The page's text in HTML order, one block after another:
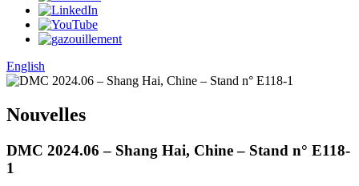
English
Nouvelles
DMC 2024.06 – Shang Hai, Chine – Stand n° E118-
1